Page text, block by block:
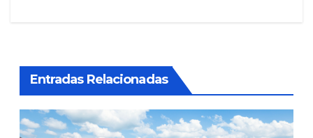
Entradas Relacionadas